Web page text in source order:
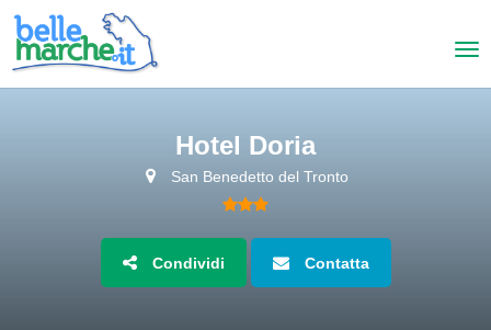
Hotel Doria
San Benedetto del Tronto
Condividi Contatta